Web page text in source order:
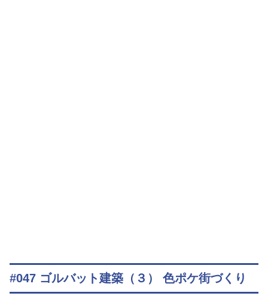
#047 ゴルバット建築（３） 色ポケ街づくり